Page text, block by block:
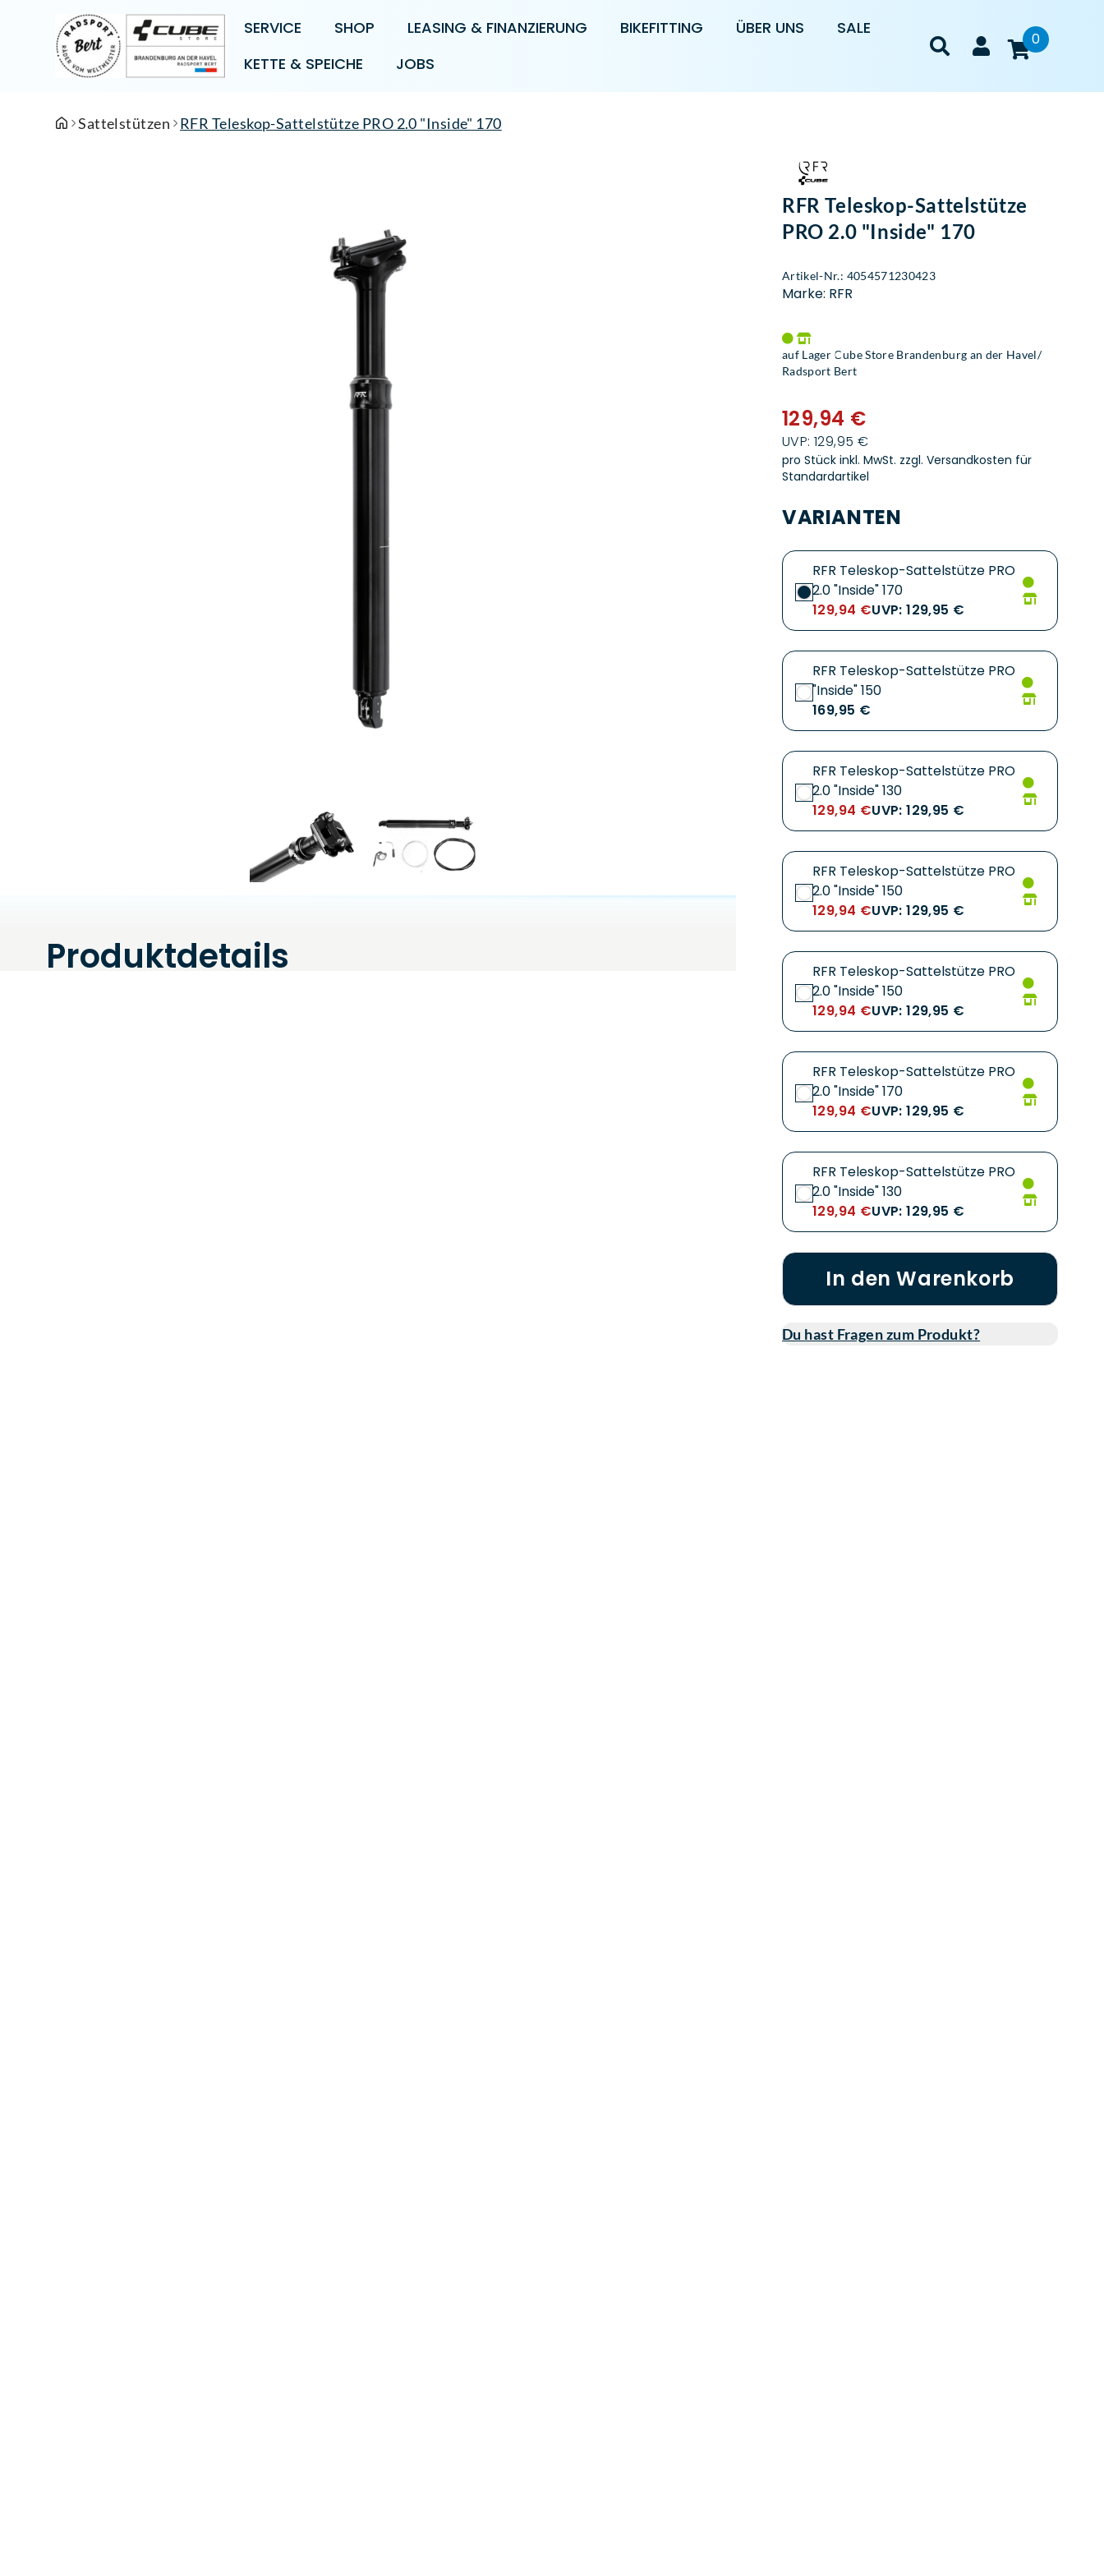
SERVICE SHOP LEASING & FINANZIERUNG BIKEFITTING ÜBER UNS
SALE
KETTE & SPEICHE
JOBS
0
Sattelstützen RFR Teleskop-Sattelstütze PRO 2.0 "Inside" 170
Produktdetails
RFR Teleskop-Sattelstütze
PRO 2.0 "Inside" 170
Artikel-Nr.: 4054571230423
Marke: RFR
auf Lager Cube Store Brandenburg an der Havel/
Radsport Bert
129,94 €
UVP: 129,95 €
pro Stück inkl. MwSt. zzgl. Versandkosten für
Standardartikel
VARIANTEN
RFR Teleskop-Sattelstütze PRO
2.0 "Inside" 170
129,94 €UVP: 129,95 €
RFR Teleskop-Sattelstütze PRO
"Inside" 150
169,95 €
RFR Teleskop-Sattelstütze PRO
2.0 "Inside" 130
129,94 €UVP: 129,95 €
RFR Teleskop-Sattelstütze PRO
2.0 "Inside" 150
129,94 €UVP: 129,95 €
RFR Teleskop-Sattelstütze PRO
2.0 "Inside" 150
129,94 €UVP: 129,95 €
RFR Teleskop-Sattelstütze PRO
2.0 "Inside" 170
129,94 €UVP: 129,95 €
RFR Teleskop-Sattelstütze PRO
2.0 "Inside" 130
129,94 €UVP: 129,95 €
In den Warenkorb
Du hast Fragen zum Produkt?